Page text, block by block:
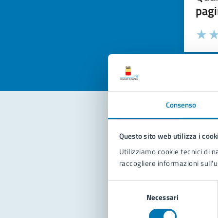
Consenso
Questo sito web utilizza i
Utilizziamo cookie tecnici di
raccogliere informazioni
Necessari
Valuta